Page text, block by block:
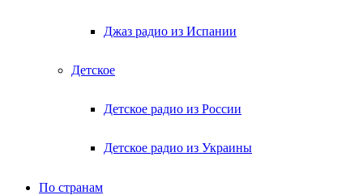
Джаз радио из Испании
Детское
Детское радио из России
Детское радио из Украины
По странам